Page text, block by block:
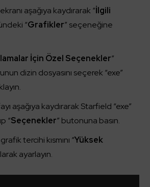
aşağıya kaydırarak “İlgili
“Grafikler” seçeneğine
İçin Özel Seçenekler”
dizin dosyasını seçerek “exe”
aşağıya kaydırarak Starfield “exe”
“Seçenekler” butonuna basın.
tercihi kısmını “Yüksek
ayarlayın.